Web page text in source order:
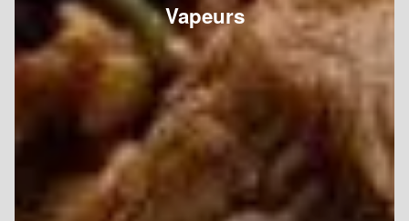
Vapeurs